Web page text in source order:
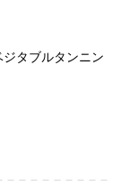
タブルタンニン